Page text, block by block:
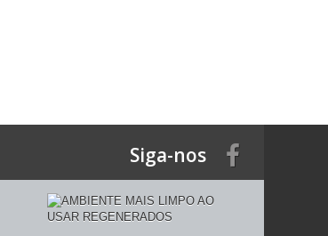
Siga-nos